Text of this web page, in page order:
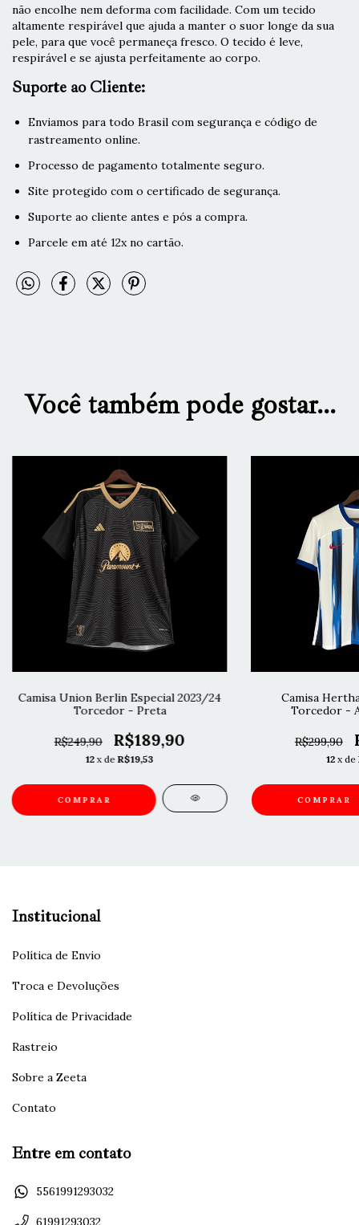
não encolhe nem deforma com facilidade. Com um tecido
altamente respirável que ajuda a manter o suor longe da sua
pele, para que você permaneça fresco. O tecido é leve,
respirável e se ajusta perfeitamente ao corpo.
Suporte ao Cliente:
Enviamos para todo Brasil com segurança e código de
rastreamento online.
Processo de pagamento totalmente seguro.
Site protegido com o certificado de segurança.
Suporte ao cliente antes e pós a compra.
Parcele em até 12x no cartão.
Você também pode gostar...
Camisa Union Berlin Especial 2023/24
Torcedor - Preta
R$249,90 R$189,90
12 x deR$19,53
COMPRAR
Camisa
Torcedor -
R$299,90
12 x de
COMPRAR
Institucional
Política de Envio
Troca e Devoluções
Política de Privacidade
Rastreio
Sobre a Zeeta
Contato
Entre em contato
5561991293032
61991293032